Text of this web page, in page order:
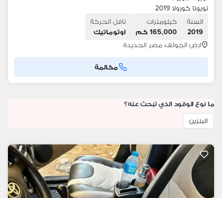
تويوتا كورولا 2019
السنة
2019
كيلومترات
165,000 كم
ناقل الحركة
اوتوماتيك
ارض الجولف، مصر الجديدة
مكالمة
ما نوع الوقود الذي تبحث عنه؟
البنزين